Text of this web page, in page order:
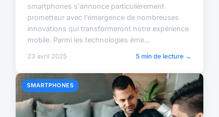
smartphones s'annonce particulièrement
prometteur avec l'émergence de nombreuses
innovations qui transformeront notre expérience
mobile. Parmi les technologies éme...
23 avril 2025 5 min de lecture →
SMARTPHONES